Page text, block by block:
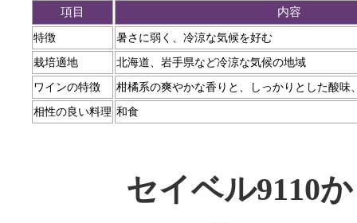
項目 内容
特徴 暑さに弱く、冷涼な気候を好む
栽培適地 北海道、岩手県など冷涼な気候の地域
ワインの特徴 柑橘系の爽やかな香りと、しっかりとした酸味
相性の良い料理 和食
セイベル9110